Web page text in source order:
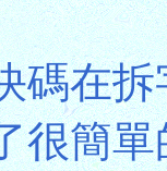
碼在
很簡